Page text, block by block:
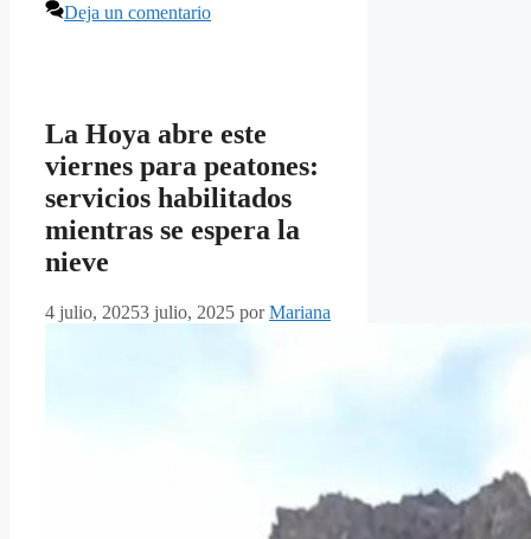
Deja un comentario
La Hoya abre este
viernes para peatones:
servicios habilitados
mientras se espera la
nieve
4 julio, 20253 julio, 2025 porMariana